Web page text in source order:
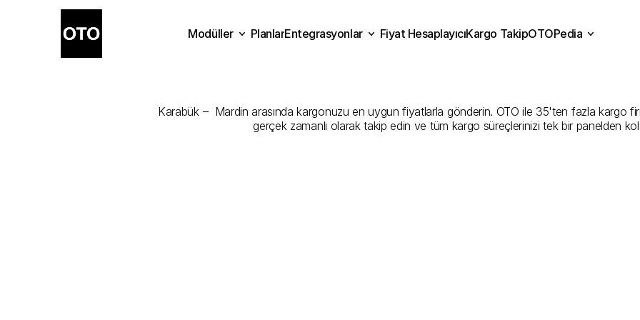
Karabük –  Mardin arasında kargonuzu en uygun fiyatlarla gönderin. OTO ile 35'ten fazla kargo
gerçek zamanlı olarak takip edin ve tüm kargo süreçlerinizi tek bir panelden
Modüller
PlanlarEntegrasyonlar
Fiyat HesaplayıcıKargo TakipOTOPedia